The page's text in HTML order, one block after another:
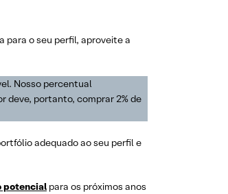
para o seu perfil, aproveite a
Nosso percentual
deve, portanto, comprar 2% de
adequado ao seu perfil e
potencial para os próximos anos